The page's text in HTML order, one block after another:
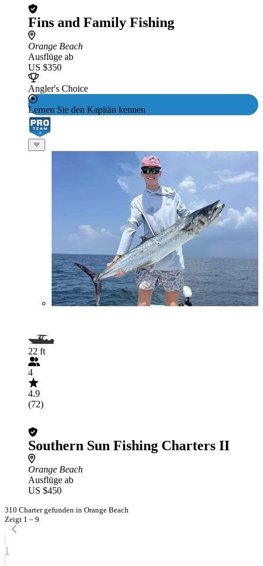
Fins and Family Fishing
Orange Beach
Ausflüge ab
US $350
Angler's Choice
Lernen Sie den Kapitän kennen
22 ft
4
4.9
(72)
Southern Sun Fishing Charters II
Orange Beach
Ausflüge ab
US $450
310 Charter gefunden in Orange Beach
Zeigt 1 – 9
1